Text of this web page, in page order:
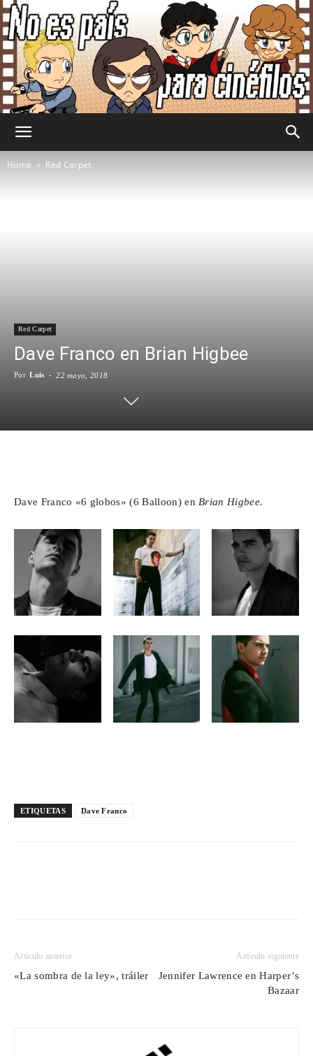
Home Red Carpet
Red Carpet
Dave Franco en Brian Higbee
Por Luis - 22 mayo, 2018
Dave Franco «6 globos» (6 Balloon) en Brian Higbee.
ETIQUETAS Dave Franco
Artículo anterior
«La sombra de la ley», tráiler
Artículo siguiente
Jennifer Lawrence en Harper’s
Bazaar